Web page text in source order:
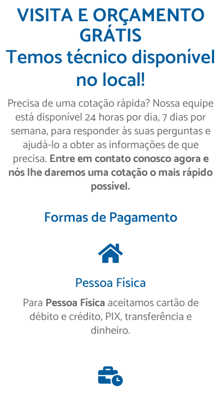
VISITA E ORÇAMENTO
GRÁTIS
Temos técnico disponível
no local!
Precisa de uma cotação rápida? Nossa equipe
está disponível 24 horas por dia, 7 dias por
semana, para responder às suas perguntas e
ajudá-lo a obter as informações de que
precisa. Entre em contato conosco agora e
nós lhe daremos uma cotação o mais rápido
possível.
Formas de Pagamento
Pessoa Física
Para Pessoa Físicaaceitamos cartão de
débito e crédito, PIX, transferência e
dinheiro.